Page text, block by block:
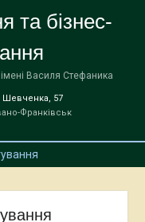
та бізнес-
Василя Стефаника
Шевченка, 57
Франківськ